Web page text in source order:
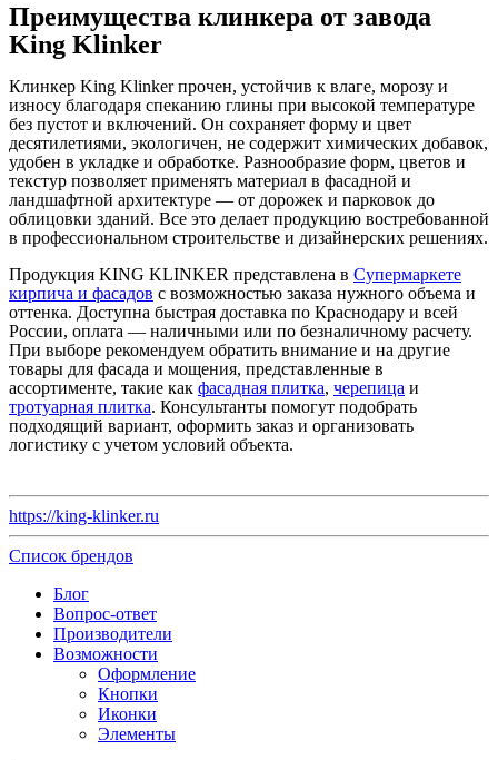
Преимущества клинкера от завода
King Klinker
Клинкер King Klinker прочен, устойчив к влаге, морозу и
износу благодаря спеканию глины при высокой температуре
без пустот и включений. Он сохраняет форму и цвет
десятилетиями, экологичен, не содержит химических добавок,
удобен в укладке и обработке. Разнообразие форм, цветов и
текстур позволяет применять материал в фасадной и
ландшафтной архитектуре — от дорожек и парковок до
облицовки зданий. Все это делает продукцию востребованной
в профессиональном строительстве и дизайнерских решениях.
Продукция KING KLINKER представлена в Супермаркете
кирпича и фасадов с возможностью заказа нужного объема и
оттенка. Доступна быстрая доставка по Краснодару и всей
России, оплата — наличными или по безналичному расчету.
При выборе рекомендуем обратить внимание и на другие
товары для фасада и мощения, представленные в
ассортименте, такие как фасадная плитка, черепица и
тротуарная плитка. Консультанты помогут подобрать
подходящий вариант, оформить заказ и организовать
логистику с учетом условий объекта.
https://king-klinker.ru
Список брендов
Блог
Вопрос-ответ
Производители
Возможности
Оформление
Кнопки
Иконки
Элементы